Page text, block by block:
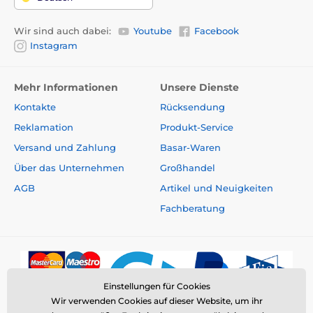
Wir sind auch dabei: Youtube
Facebook
Instagram
Mehr Informationen
Kontakte
Reklamation
Versand und Zahlung
Über das Unternehmen
AGB
Unsere Dienste
Rücksendung
Produkt-Service
Basar-Waren
Großhandel
Artikel und Neuigkeiten
Fachberatung
Einstellungen für Cookies
Wir verwenden Cookies auf dieser Website, um ihr